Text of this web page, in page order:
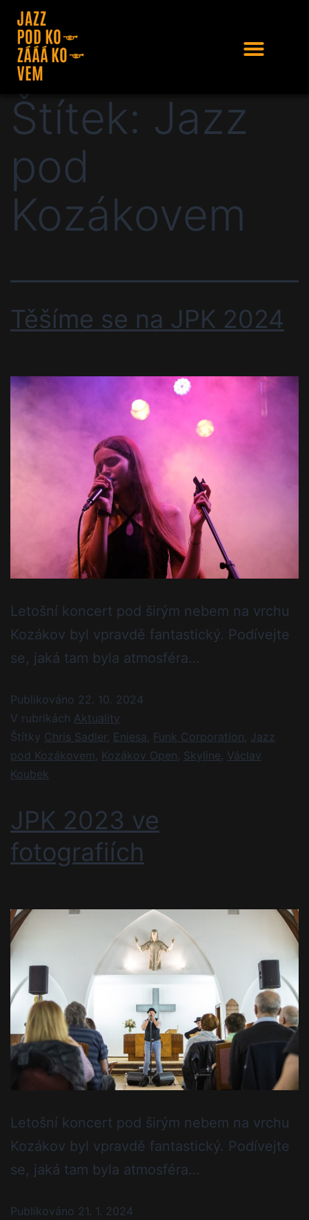
Štítek: Jazz
pod
Kozákovem
Těšíme se na JPK 2024
Letošní koncert pod širým nebem na vrchu
Kozákov byl vpravdě fantastický. Podívejte
se, jaká tam byla atmosféra…
Publikováno 22. 10. 2024
V rubrikách Aktuality
Štítky Chris Sadler Eniesa Funk Corporation Jazz
pod Kozákovem Kozákov Open Skyline Václav
Koubek
JPK 2023 ve
fotografiích
Letošní koncert pod širým nebem na vrchu
Kozákov byl vpravdě fantastický. Podívejte
se, jaká tam byla atmosféra…
Publikováno 21. 1. 2024